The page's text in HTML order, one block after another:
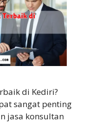
di Kediri?
sangat penting
jasa konsultan